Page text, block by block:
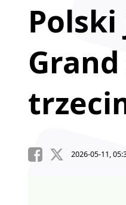
2026-05-11,